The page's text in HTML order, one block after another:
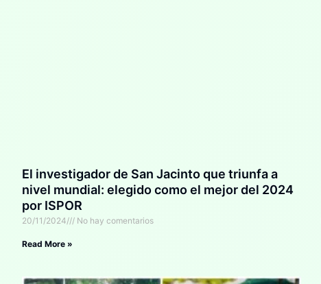
El investigador de San Jacinto que triunfa a
nivel mundial: elegido como el mejor del 2024
por ISPOR
20/11/2024 No hay comentarios
Read More »